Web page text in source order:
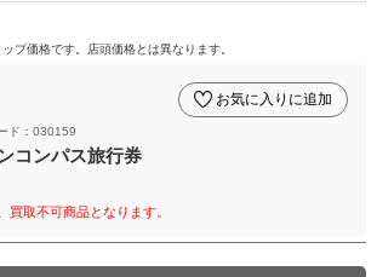
プ価格です。店頭価格とは異なります。
ド：030159
コンパス旅行券
お気に入りに追加
買取不可商品となります。